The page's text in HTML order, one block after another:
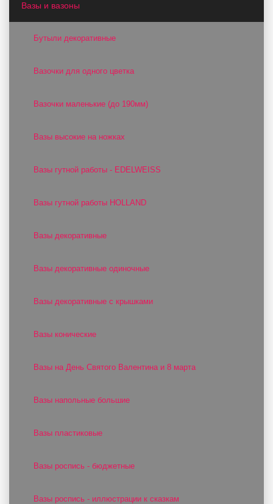
Вазы и вазоны
Бутыли декоративные
Вазочки для одного цветка
Вазочки маленькие (до 190мм)
Вазы высокие на ножках
Вазы гутной работы - EDELWEISS
Вазы гутной работы HOLLAND
Вазы декоративные
Вазы декоративные одиночные
Вазы декоративные с крышками
Вазы конические
Вазы на День Святого Валентина и 8 марта
Вазы напольные большие
Вазы пластиковые
Вазы роспись - бюджетные
Вазы роспись - иллюстрации к сказкам